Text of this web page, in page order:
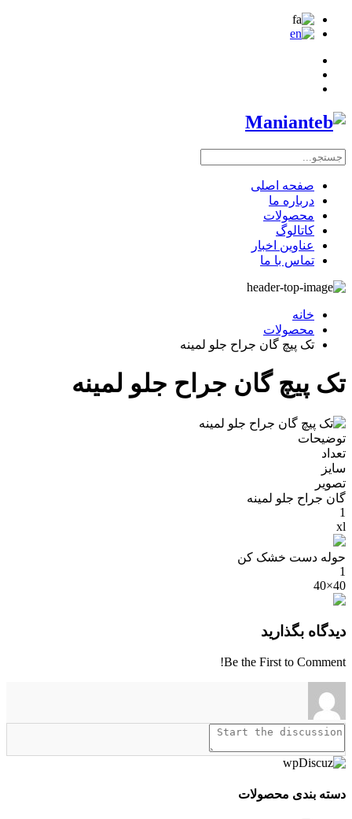
صفحه اصلی
درباره ما
محصولات
کاتالوگ
عناوین اخبار
تماس با ما
خانه
محصولات
تک پیچ گان جراح جلو لمینه
تک پیچ گان جراح جلو لمینه
توضیحات
تعداد
سایز
تصویر
گان جراح جلو لمینه
1
xl
حوله دست خشک کن
1
40×40
دیدگاه بگذارید
Be the First to Comment!
دسته بندی محصولات